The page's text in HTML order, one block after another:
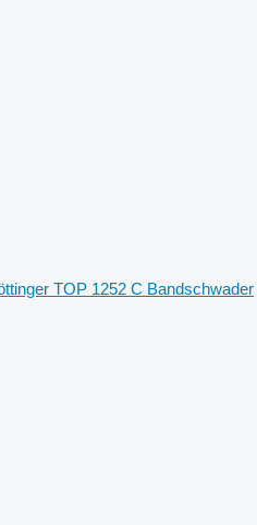
TOP 1252 C Bandschwader